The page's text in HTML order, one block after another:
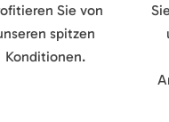
Sie von
spitzen
Konditionen.